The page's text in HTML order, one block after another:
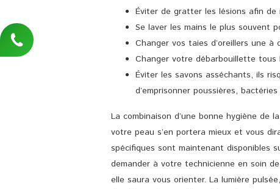
Éviter de gratter les lésions afin
Se laver les mains le plus souvent
Changer vos taies d’oreillers une à
Changer votre débarbouillette tous
Éviter les savons asséchants, ils
d’emprisonner poussières,
La combinaison d’une bonne hygiène
votre peau s’en portera mieux et vous
spécifiques sont maintenant disponibles
demander à votre technicienne en soin
elle saura vous orienter. La lumière